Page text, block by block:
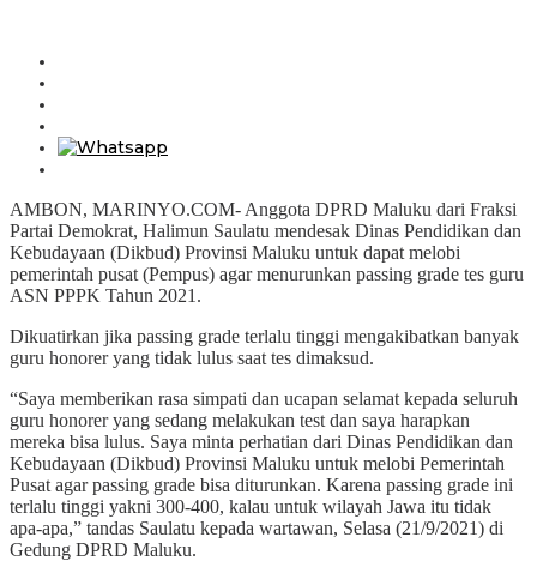
AMBON, MARINYO.COM- Anggota DPRD Maluku dari Fraksi
Partai Demokrat, Halimun Saulatu mendesak Dinas Pendidikan dan
Kebudayaan (Dikbud) Provinsi Maluku untuk dapat melobi
pemerintah pusat (Pempus) agar menurunkan passing grade tes guru
ASN PPPK Tahun 2021.
Dikuatirkan jika passing grade terlalu tinggi mengakibatkan banyak
guru honorer yang tidak lulus saat tes dimaksud.
“Saya memberikan rasa simpati dan ucapan selamat kepada seluruh
guru honorer yang sedang melakukan test dan saya harapkan
mereka bisa lulus. Saya minta perhatian dari Dinas Pendidikan dan
Kebudayaan (Dikbud) Provinsi Maluku untuk melobi Pemerintah
Pusat agar passing grade bisa diturunkan. Karena passing grade ini
terlalu tinggi yakni 300-400, kalau untuk wilayah Jawa itu tidak
apa-apa,” tandas Saulatu kepada wartawan, Selasa (21/9/2021) di
Gedung DPRD Maluku.